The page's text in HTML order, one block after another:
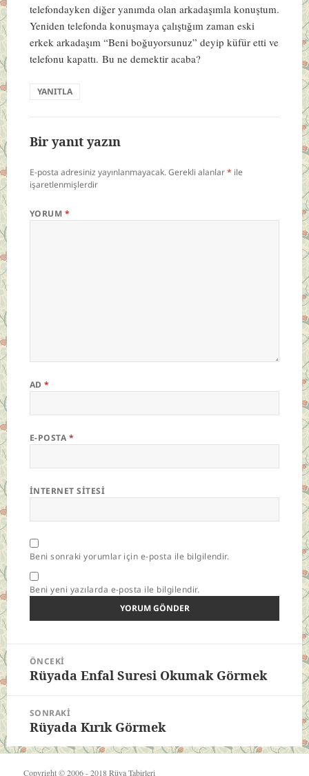
telefondayken diğer yanımda olan arkadaşımla konuştum.
Yeniden telefonda konuşmaya çalıştığım zaman eski
erkek arkadaşım “Beni boğuyorsunuz” deyip küfür etti ve
telefonu kapattı. Bu ne demektir acaba?
YANITLA
Bir yanıt yazın
E-posta adresiniz yayınlanmayacak.Gerekli alanlar* ile
işaretlenmişlerdir
YORUM *
AD*
E-POSTA *
İNTERNET SITESI
Beni sonraki yorumlar için e-posta ile bilgilendir.
Beni yeni yazılarda e-posta ile bilgilendir.
Yazı
gezinmesi
ÖNCEKI
Önceki
Rüyada Enfal Suresi Okumak Görmek
SONRAKI
Sonraki
yazı:
Rüyada Kırık Görmek
Copyright © 2006 - 2018Rüya Tabirleri